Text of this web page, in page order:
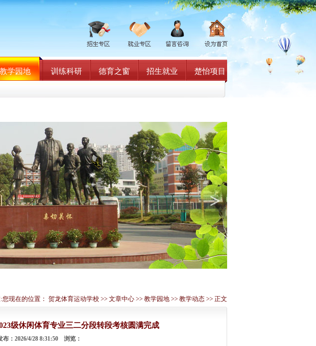
教学园地 训练科研 德育之窗 招生就业 楚怡项目
>
现在的位置： 贺龙体育运动学校 >> 文章中心 >> 教学园地 >> 教学动态 >> 正文
级休闲体育专业三二分段转段考核圆满完成
布：2026/4/28 8:31:50 浏览：